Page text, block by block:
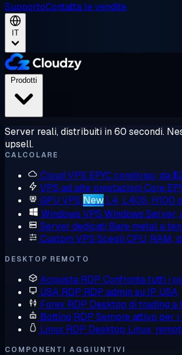
SupportoContatta le vendite
IT
Server reali, distribuiti in 60 secondi.
upsell.
CALCOLARE
Cloud VPS EPYC condiviso, da
VPS ad alte prestazioni Core
GPU VPS New L4, L40S, H100
Windows VPS Windows Server,
Server dedicati Bare metal a
Custom VPS Scegli CPU, RAM,
DESKTOP REMOTO
Acquista RDP Confronta tutti i
USA RDP RDP admin su IP USA
Forex RDP Desktop di trading a
Botting RDP Sempre attivo per
Linux RDP Desktop Linux,
COMPONENTI AGGIUNTIVI